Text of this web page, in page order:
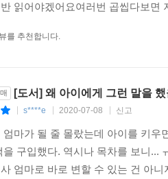
안감을 키웁니다. 내가 평범하다
사람은 자신과 타인이 똑같이 좋은
진 사람은 자신이 타인보다 우월하
사람은 결코 자신이 남보다 우월
편없어 보이지도 않습니다. 자아
읽어야겠어요여러번 곱씹다보면
를 추천합니다.
[도서] 왜 아이에게 그런 말을
s****e 2020-07-08 신고
엄마가 될 줄 몰랐는데 아이를 키우
을 구입했다. 역시나 목차를 보니...
엄마로 바로 변할 수 있는 건 아